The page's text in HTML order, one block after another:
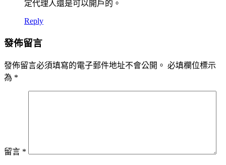
定代理人還是可以開戶的。
Reply
發佈留言
發佈留言必須填寫的電子郵件地址不會公開。 必填欄位標示
為 *
留言 *